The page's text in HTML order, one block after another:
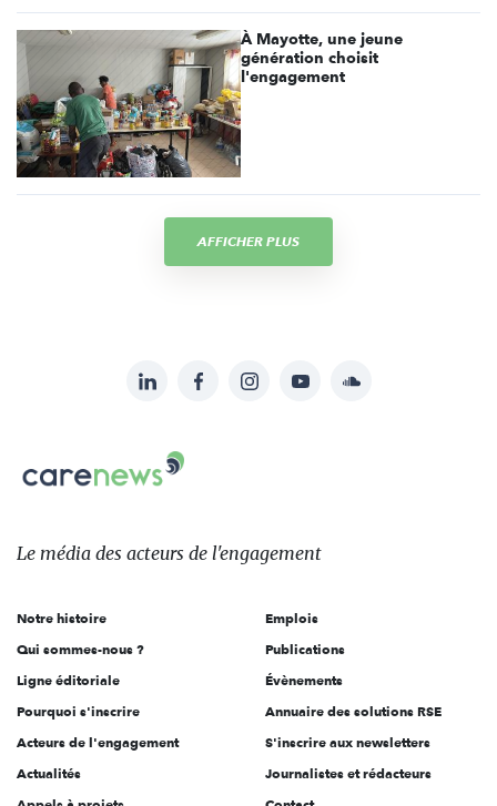
À Mayotte, une jeune
génération choisit
l'engagement
AFFICHER PLUS
sur:
LinkedInFacebookInstagramYouTubeSoundcloud
Carenews,
Le
des
l'engagement
Le média des acteurs de l'engagement
Notre histoire
Qui sommes-nous ?
Ligne éditoriale
Pourquoi s'inscrire
Acteurs de l'engagement
Actualités
Emplois
Publications
Évènements
Annuaire des solutions RSE
S'inscrire aux newsletters
Journalistes et rédacteurs